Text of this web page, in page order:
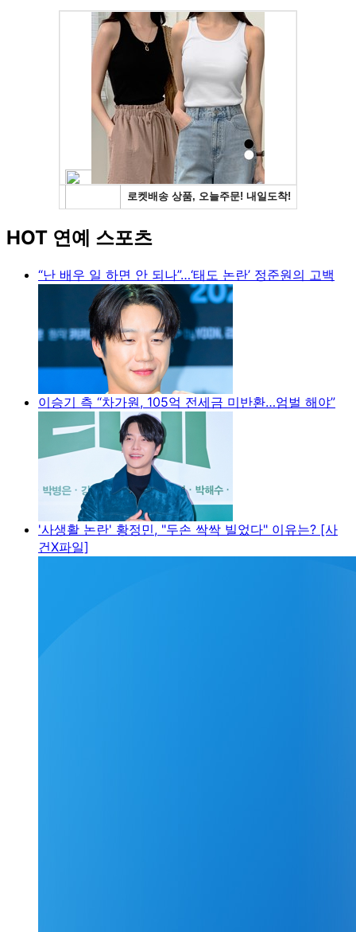
HOT 연예 스포츠
“난 배우 일 하면 안 되나”…‘태도 논란’ 정준원의 고백
이승기 측 “차가원, 105억 전세금 미반환…엄벌 해야”
'사생활 논란' 황정민, "두손 싹싹 빌었다" 이유는? [사
건X파일]